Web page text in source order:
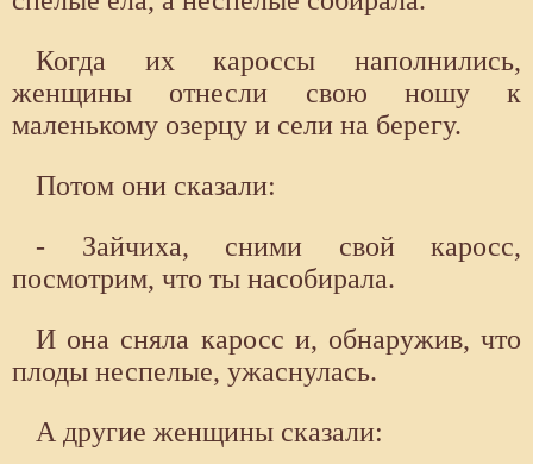
Когда их кароссы наполнились,
женщины отнесли свою ношу к
маленькому озерцу и сели на берегу.
Потом они сказали:
- Зайчиха, сними свой каросс,
посмотрим, что ты насобирала.
И она сняла каросс и, обнаружив, что
плоды неспелые, ужаснулась.
А другие женщины сказали: